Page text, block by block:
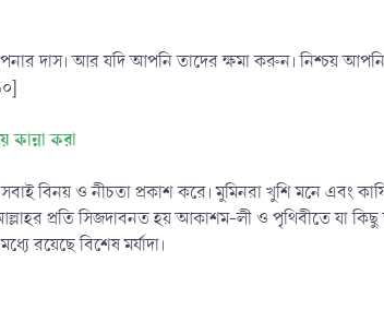
দাস। আর যদি আপনি তাদের ক্ষমা করুন। নিশ্চয়
করা
বিনয় ও নীচতা প্রকাশ করে। মুমিনরা খুশি মনে এবং
প্রতি সিজদাবনত হয় আকাশম-লী ও পৃথিবীতে যা
রয়েছে বিশেষ মর্যাদা।